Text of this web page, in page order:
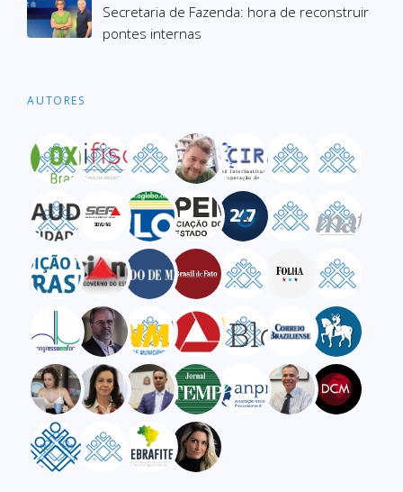
Secre­ta­ria de Fazenda: hora de recons­truir
pon­tes inter­nas
AUTORES